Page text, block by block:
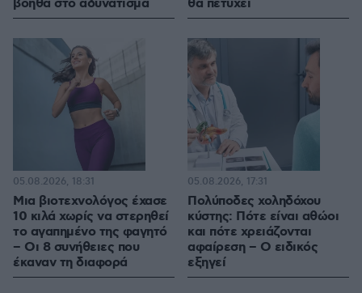
βοηθά στο αδυνάτισμα
θα πετύχει
Μια βιοτεχνολόγος έχασε
10 κιλά χωρίς να στερηθεί
το αγαπημένο της φαγητό
– Οι 8 συνήθειες που
έκαναν τη διαφορά
05.08.2026, 18:31
Πολύποδες χοληδόχου
κύστης: Πότε είναι αθώοι
και πότε χρειάζονται
αφαίρεση – Ο ειδικός
εξηγεί
05.08.2026, 17:31